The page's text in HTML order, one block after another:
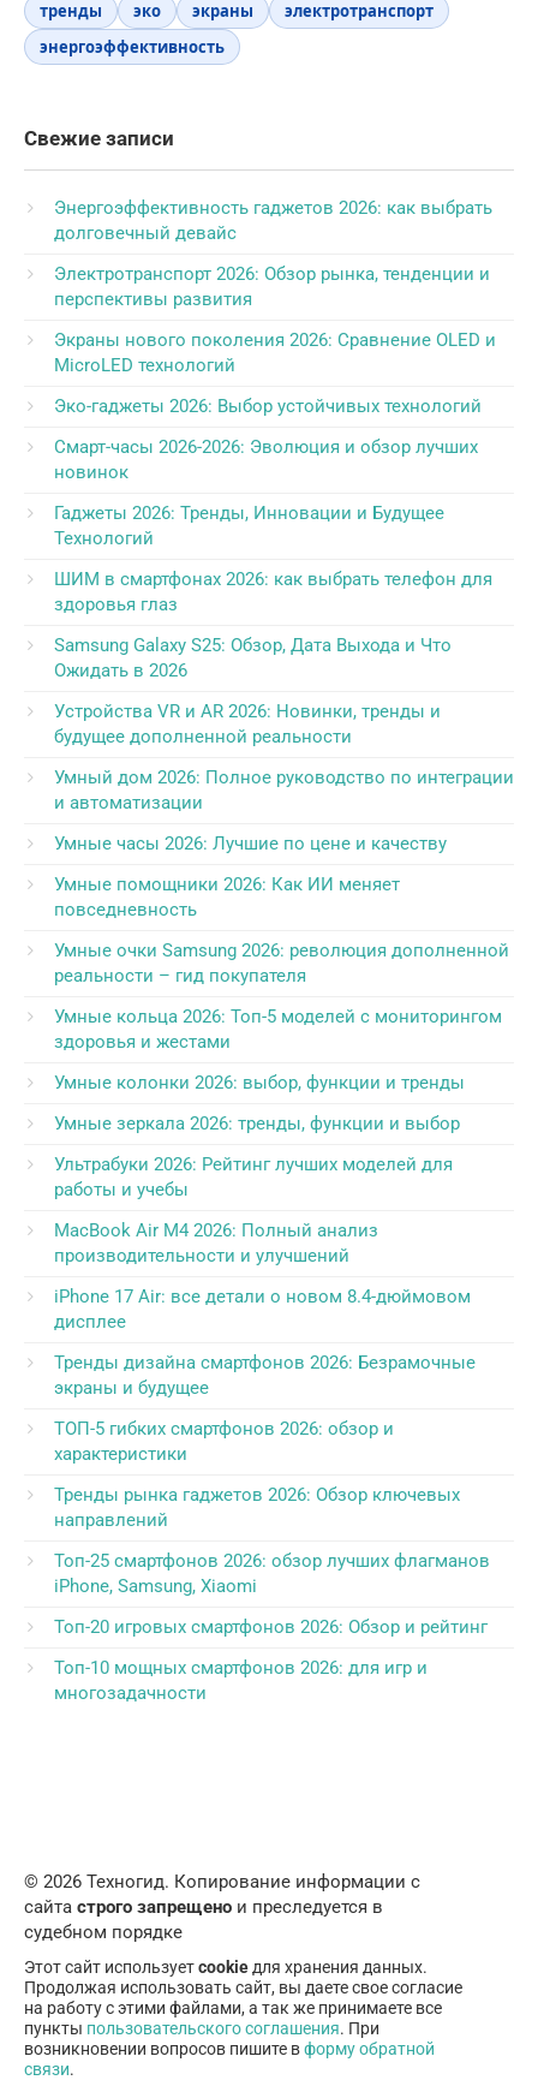
тренды
эко экраны
электротранспорт
энергоэффективность
Свежие записи
Энергоэффективность гаджетов 2026: как выбрать
долговечный девайс
Электротранспорт 2026: Обзор рынка, тенденции и
перспективы развития
Экраны нового поколения 2026: Сравнение OLED и
MicroLED технологий
Эко-гаджеты 2026: Выбор устойчивых технологий
Смарт-часы 2026-2026: Эволюция и обзор лучших
новинок
Гаджеты 2026: Тренды, Инновации и Будущее
Технологий
ШИМ в смартфонах 2026: как выбрать телефон для
здоровья глаз
Samsung Galaxy S25: Обзор, Дата Выхода и Что
Ожидать в 2026
Устройства VR и AR 2026: Новинки, тренды и
будущее дополненной реальности
Умный дом 2026: Полное руководство по интеграции
и автоматизации
Умные часы 2026: Лучшие по цене и качеству
Умные помощники 2026: Как ИИ меняет
повседневность
Умные очки Samsung 2026: революция дополненной
реальности – гид покупателя
Умные кольца 2026: Топ-5 моделей с мониторингом
здоровья и жестами
Умные колонки 2026: выбор, функции и тренды
Умные зеркала 2026: тренды, функции и выбор
Ультрабуки 2026: Рейтинг лучших моделей для
работы и учебы
MacBook Air M4 2026: Полный анализ
производительности и улучшений
iPhone 17 Air: все детали о новом 8.4-дюймовом
дисплее
Тренды дизайна смартфонов 2026: Безрамочные
экраны и будущее
ТОП-5 гибких смартфонов 2026: обзор и
характеристики
Тренды рынка гаджетов 2026: Обзор ключевых
направлений
Топ-25 смартфонов 2026: обзор лучших флагманов
iPhone, Samsung, Xiaomi
Топ-20 игровых смартфонов 2026: Обзор и рейтинг
Топ-10 мощных смартфонов 2026: для игр и
многозадачности
© 2026 Техногид. Копирование информации с
сайта строго запрещено и преследуется в
судебном порядке
Этот сайт используетcookieдля хранения данных.
Продолжая использовать сайт, вы даете свое согласие
на работу с этими файлами, а так же принимаете все
пункты пользовательского соглашения. При
возникновении вопросов пишите вформу обратной
связи.